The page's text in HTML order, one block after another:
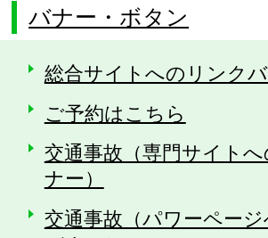
バナー・ボタン
総合サイトへのリンク
ご予約はこちら
交通事故（専門サイト
ナー）
交通事故（パワーペー